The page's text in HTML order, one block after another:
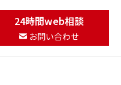
24時間web相談
お問い合わせ